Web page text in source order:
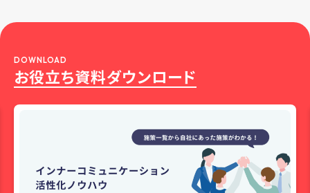
お役立ち資料ダウンロード
DOWNLOAD